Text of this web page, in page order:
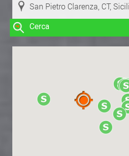
Cerca
Clicca su una risorsa nella
per visualizzare le